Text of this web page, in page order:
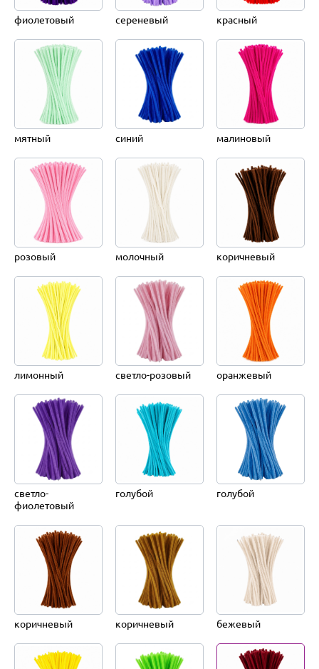
фиолетовый сереневый красный
мятный синий малиновый
розовый молочный коричневый
лимонный светло-розовый оранжевый
светло-
фиолетовый
голубой голубой
коричневый коричневый бежевый